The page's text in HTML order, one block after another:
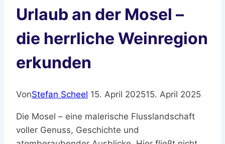
Urlaub an der Mosel –
die herrliche Weinregion
erkunden
VonStefan Scheel 15. April 202515. April 2025
Die Mosel – eine malerische Flusslandschaft
voller Genuss, Geschichte und